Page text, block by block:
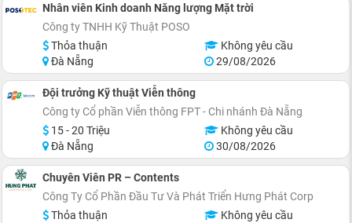
Nhân viên Kinh doanh Năng lượng Mặt trời
Công ty TNHH Kỹ Thuật POSO
Thỏa thuận
Không yêu cầu
Đà Nẵng
29/08/2026
Đội trưởng Kỹ thuật Viễn thông
Công ty Cổ phần Viễn thông FPT - Chi nhánh Đà Nẵng
15 - 20 Triệu
Không yêu cầu
Đà Nẵng
30/08/2026
Chuyên Viên PR – Contents
Công Ty Cổ Phần Đầu Tư Và Phát Triển Hưng Phát Corp
Thỏa thuận
Không yêu cầu